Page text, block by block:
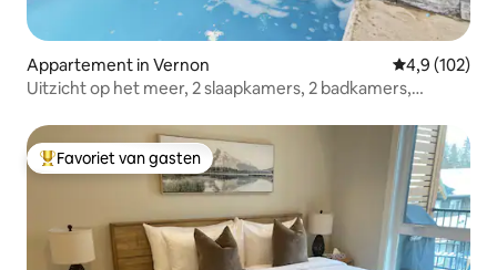
Appartement in Vernon Gemiddelde
4,9 (102)
Uitzicht op het meer, 2 slaapkamers, 2 badkamers,
Topfavoriet van gasten
Favoriet van gasten